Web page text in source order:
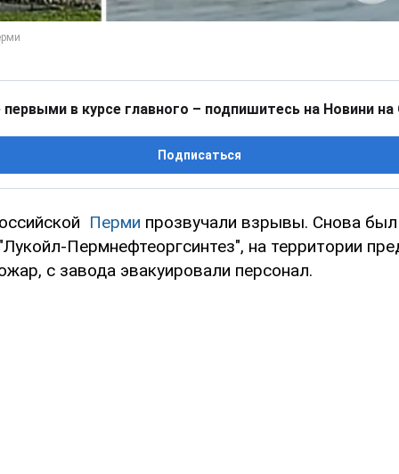
первыми в курсе главного – подпишитесь на Новини на
Подписаться
Перми прозвучали взрывы. Снова был
Пермнефтеоргсинтез", на территории
с завода эвакуировали персонал.